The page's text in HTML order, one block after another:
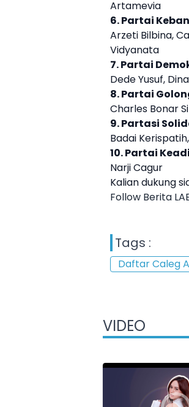
Artamevia
6. Partai
Arzeti Bilbina,
Vidyanata
7. Partai
Dede Yusuf,
8. Partai
Charles Bonar
9. Partasi
Badai
10. Partai
Narji Cagur
Kalian dukung
Follow Berita
Tags :
Daftar Caleg
VIDEO